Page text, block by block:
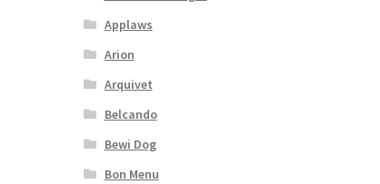
Applaws
Arion
Arquivet
Belcando
Bewi Dog
Bon Menu